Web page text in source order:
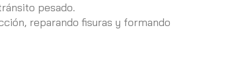
pesado.
reparando fisuras y formando